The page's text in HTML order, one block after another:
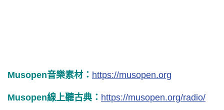
Musopen音樂素材： https://musopen.org
Musopen線上聽古典： https://musopen.org/radio/